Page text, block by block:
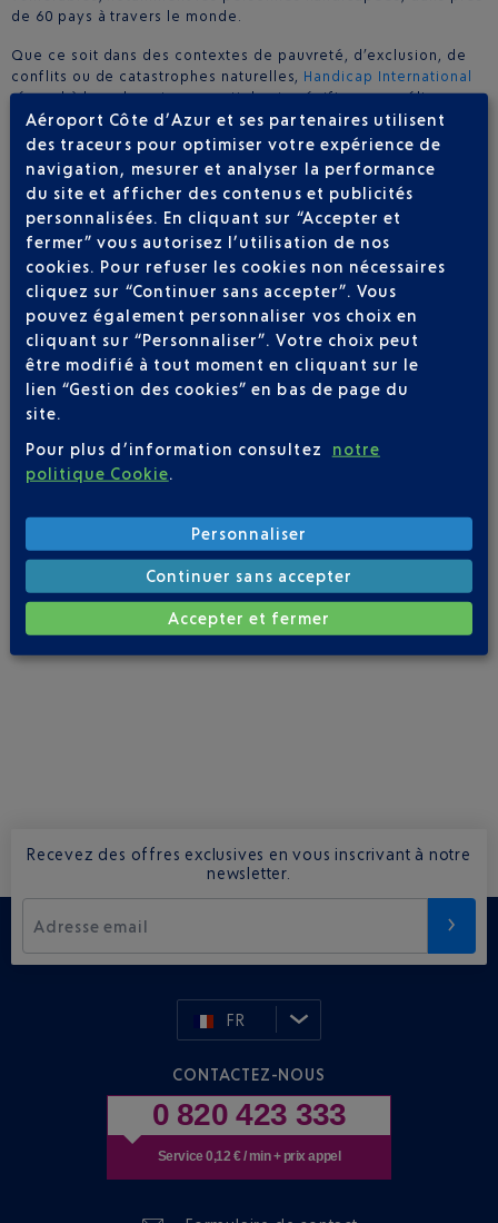
de 60 pays à travers le monde.
Que ce soit dans des contextes de pauvreté, d’exclusion, de
conflits ou de catastrophes naturelles, Handicap International
répond à leurs besoins essentiels et spécifiques, améliore
leurs conditions de vie et les aide à s’insérer dans la société.
Pour chaque euro versé à l’association,votre compte fidélité
sera crédité de 1 CAP !
FAIRE UN DON
Recevez des offres exclusives en vous inscrivant à notre
newsletter.
Adresse email
FR
CONTACTEZ-NOUS
0 820 423 333
Service 0,12 € / min + prix appel
Aéroport Côte d’Azur et ses partenaires utilisent
des traceurs pour optimiser votre expérience de
navigation, mesurer et analyser la performance
du site et afficher des contenus et publicités
personnalisées. En cliquant sur “Accepter et
fermer” vous autorisez l’utilisation de nos
cookies. Pour refuser les cookies non nécessaires
cliquez sur “Continuer sans accepter”. Vous
pouvez également personnaliser vos choix en
cliquant sur “Personnaliser”. Votre choix peut
être modifié à tout moment en cliquant sur le
lien “Gestion des cookies” en bas de page du
site.
Pour plus d’information consultez
notre
politique Cookie
Personnaliser
Continuer sans accepter
Accepter et fermer